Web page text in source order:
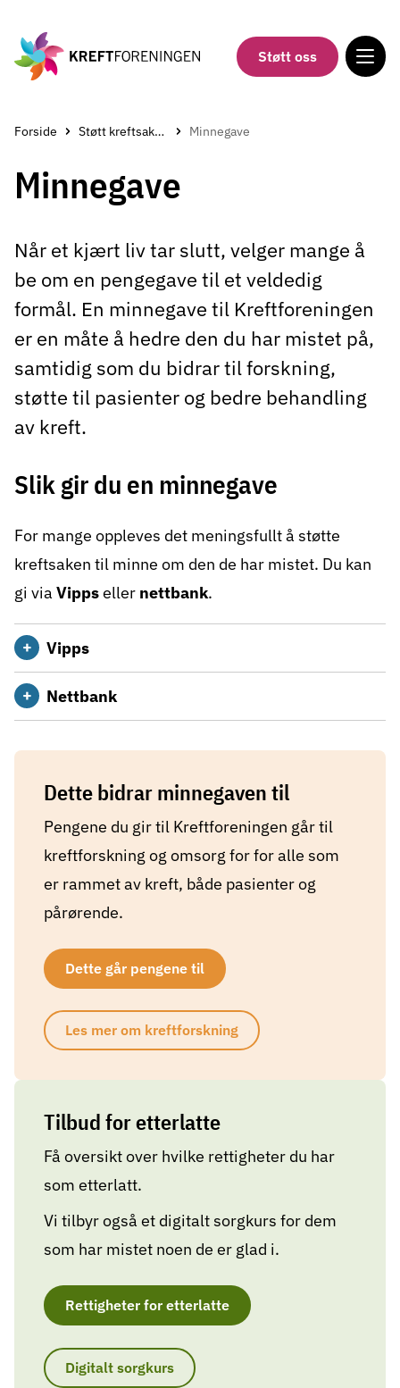
hovedinnholdet
Støtt oss
Forside Støtt kreftsaken Minnegave
Minnegave
Når et kjært liv tar slutt, velger mange å
be om en pengegave til et veldedig
formål. En minnegave til Kreftforeningen
er en måte å hedre den du har mistet på,
samtidig som du bidrar til forskning,
støtte til pasienter og bedre behandling
av kreft.
Slik gir du en minnegave
For mange oppleves det meningsfullt å støtte
kreftsaken til minne om den de har mistet. Du kan
gi viaVippseller nettbank.
Vipps
Nettbank
Dette bidrar minnegaven til
Pengene du gir til Kreftforeningen går til
kreftforskning og omsorg for for alle som
er rammet av kreft, både pasienter og
pårørende.
Dette går pengene til
Les mer om kreftforskning
Tilbud for etterlatte
Få oversikt over hvilke rettigheter du har
som etterlatt.
Vi tilbyr også et digitalt sorgkurs for dem
som har mistet noen de er glad i.
Rettigheter for etterlatte
Digitalt sorgkurs